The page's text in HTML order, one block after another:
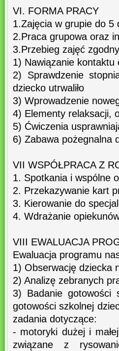
VI. FORMA PRACY
1.Zajęcia w grupie do 5
2.Praca grupowa oraz
3.Przebieg zajęć
1) Nawiązanie
2) Sprawdzenie
dziecko utrwaliło
3) Wprowadzenie
4) Elementy relaksacji,
5) Ćwiczenia
6) Zabawa pożegnalna
VII WSPÓŁPRACA Z
1. Spotkania i wspólne
2. Przekazywanie kart
3. Kierowanie do
4. Wdrażanie
VIII EWALUACJA
Ewaluacja programu
1) Obserwację dziecka
2) Analizę zebranych
3) Badanie gotowości
gotowości szkolnej
zadania dotyczące:
- motoryki dużej i
związane z